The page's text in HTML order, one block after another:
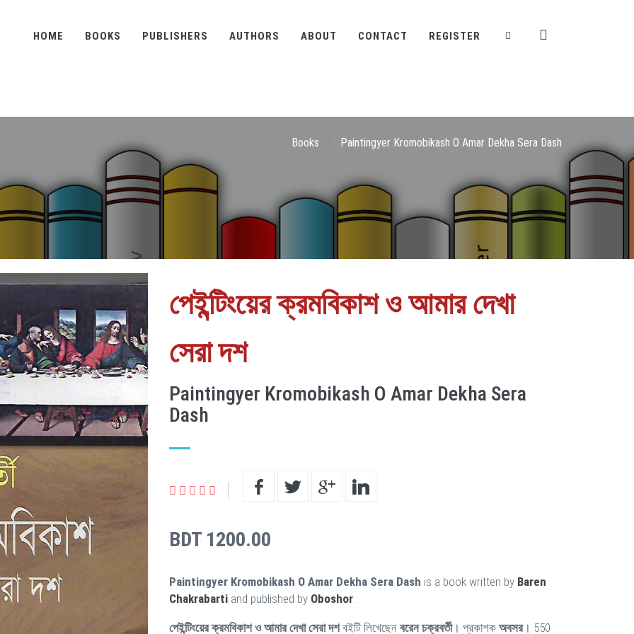
HOME BOOKS PUBLISHERS AUTHORS ABOUT CONTACT REGISTER
Books Paintingyer Kromobikash O Amar Dekha Sera Dash
পেইন্টিংয়ের ক্রমবিকাশ ও আমার দেখা
সেরা দশ
Paintingyer Kromobikash O Amar Dekha Sera
Dash
BDT 1200.00
Paintingyer Kromobikash O Amar Dekha Sera Dash is a book written by Baren
Chakrabarti and published by Oboshor.
পেইন্টিংয়ের ক্রমবিকাশ ও আমার দেখা সেরা দশবইটি লিখেছেন বরেন চক্রবর্তী। প্রকাশক অবসর। 550